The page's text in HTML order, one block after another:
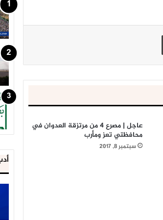
طباعة
عاجل | مصرع 4 من مرتزقة العدوان في
محافظتي تعز ومأرب
سبتمبر 8, 2017